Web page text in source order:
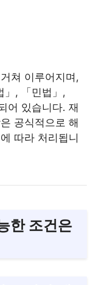
쳐 이루어지며,
」, 「민법」,
어 있습니다. 재
공식적으로 해
따라 처리됩니
한 조건은